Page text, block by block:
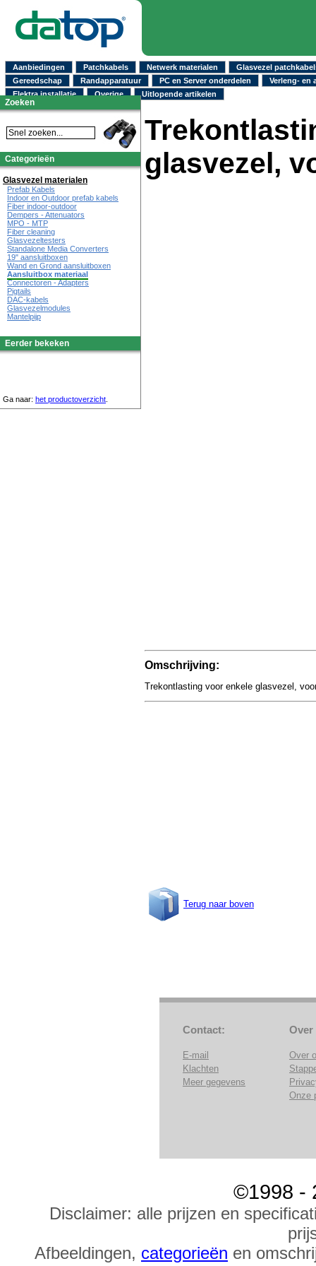
Aanbiedingen Patchkabels Netwerk materialen
Glasvezel
Gereedschap
Randapparatuur PC en Server onderdelen
Verleng- en
Elektra installatie
Overige Uitlopende artikelen
glasvezel,
Omschrijving:
Trekontlasting voor enkele glasvezel,
Terug naar boven
Zoeken
Categorieën
Glasvezel materialen
Prefab Kabels
Indoor en Outdoor prefab kabels
Fiber indoor-outdoor
Dempers - Attenuators
MPO - MTP
Fiber cleaning
Glasvezeltesters
Standalone Media Converters
19" aansluitboxen
Wand en Grond aansluitboxen
Aansluitbox materiaal
Connectoren - Adapters
Pigtails
DAC-kabels
Glasvezelmodules
Mantelpijp
Eerder bekeken
Ga naar: het productoverzicht
Contact:
E-mail
Klachten
Meer gegevens
Over
Over
Onze
©1998 -
Disclaimer: alle prijzen en
Afbeeldingen, categorieën en